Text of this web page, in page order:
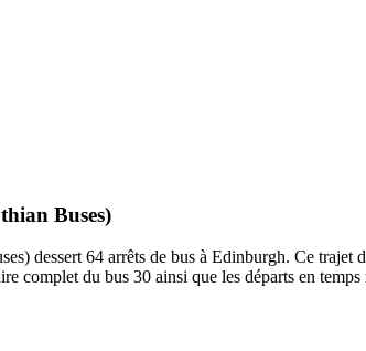
Buses)
dessert 64 arrêts de bus à Edinburgh. Ce
complet du bus 30 ainsi que les départs en